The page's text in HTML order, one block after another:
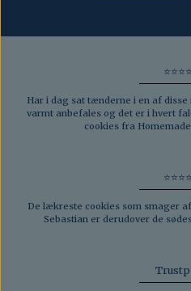
Har i dag sat tænderne i en af
varmt anbefales og det er i hvert
cookies fra
De lækreste cookies som smager
Sebastian er derudover de